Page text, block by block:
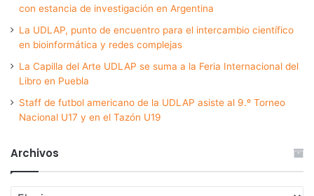
con estancia de investigación en Argentina
La UDLAP, punto de encuentro para el intercambio científico
en bioinformática y redes complejas
La Capilla del Arte UDLAP se suma a la Feria Internacional del
Libro en Puebla
Staff de futbol americano de la UDLAP asiste al 9.º Torneo
Nacional U17 y en el Tazón U19
Archivos
Archivos